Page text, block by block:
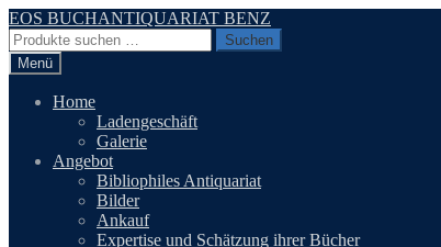
Zur
Navigation
springen
Zum
Inhalt
springen
EOS BUCHANTIQUARIAT BENZ
Suchen
nach:
Suchen
Menü
Home
Ladengeschäft
Galerie
Angebot
Bibliophiles Antiquariat
Bilder
Ankauf
Expertise und Schätzung ihrer Bücher